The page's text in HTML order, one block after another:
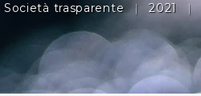
Società trasparente | 2021 |